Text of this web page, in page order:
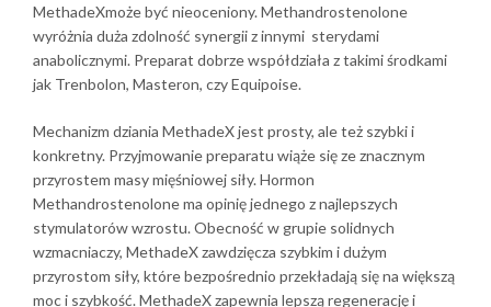
MethadeXmoże być nieoceniony. Methandrostenolone
wyróżnia duża zdolność synergii z innymi sterydami
anabolicznymi. Preparat dobrze współdziała z takimi środkami
jak Trenbolon, Masteron, czy Equipoise.
Mechanizm dziania MethadeX jest prosty, ale też szybki i
konkretny. Przyjmowanie preparatu wiąże się ze znacznym
przyrostem masy mięśniowej siły. Hormon
Methandrostenolone ma opinię jednego z najlepszych
stymulatorów wzrostu. Obecność w grupie solidnych
wzmacniaczy, MethadeX zawdzięcza szybkim i dużym
przyrostom siły, które bezpośrednio przekładają się na większą
moc i szybkość. MethadeX zapewnia lepszą regenerację i